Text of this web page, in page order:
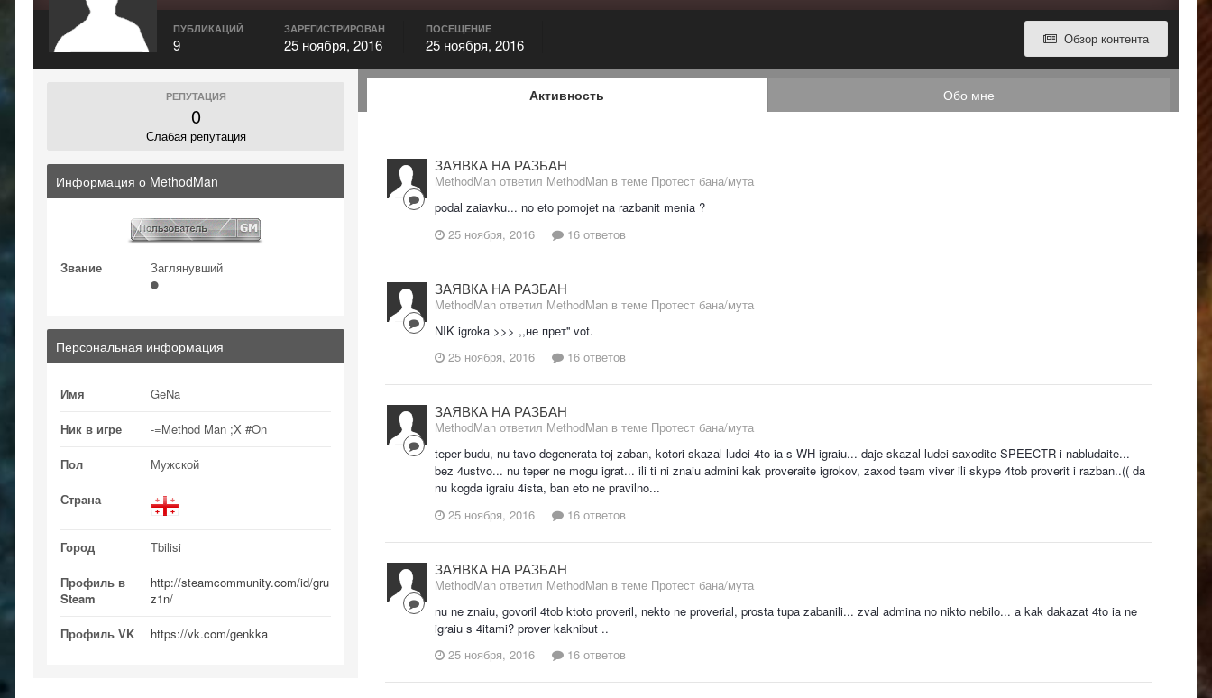
Обзор контента
ПУБЛИКАЦИЙ
9
ЗАРЕГИСТРИРОВАН
25 ноября, 2016
ПОСЕЩЕНИЕ
25 ноября, 2016
РЕПУТАЦИЯ
0
Слабая репутация
Информация о MethodMan
Звание Заглянувший
Персональная информация
Имя GeNa
Ник в игре -=Method Man ;X #On
Пол Мужской
Страна
Город Tbilisi
Профиль в
Steam
http://steamcommunity.com/id/gru
z1n/
Профиль VK https://vk.com/genkka
Активность Обо мне
ЗАЯВКА НА РАЗБАН
MethodMan ответил MethodMan в теме Протест бана/мута
podal zaiavku... no eto pomojet na razbanit menia ?
25 ноября, 2016
16 ответов
ЗАЯВКА НА РАЗБАН
MethodMan ответил MethodMan в теме Протест бана/мута
NIK igroka >>> ,,не прет'' vot.
25 ноября, 2016
16 ответов
ЗАЯВКА НА РАЗБАН
MethodMan ответил MethodMan в теме Протест бана/мута
teper budu, nu tavo degenerata toj zaban, kotori skazal ludei 4to ia s WH igraiu... daje skazal ludei saxodite SPEECTR i nabludaite...
bez 4ustvo... nu teper ne mogu igrat... ili ti ni znaiu admini kak proveraite igrokov, zaxod team viver ili skype 4tob proverit i razban..(( da
nu kogda igraiu 4ista, ban eto ne pravilno...
25 ноября, 2016
16 ответов
ЗАЯВКА НА РАЗБАН
MethodMan ответил MethodMan в теме Протест бана/мута
nu ne znaiu, govoril 4tob ktoto proveril, nekto ne proverial, prosta tupa zabanili... zval admina no nikto nebilo... a kak dakazat 4to ia ne
igraiu s 4itami? prover kaknibut ..
25 ноября, 2016
16 ответов